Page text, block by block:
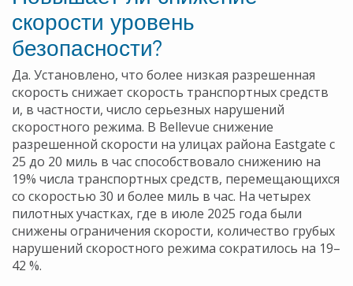
скорости уровень
безопасности?
Да. Установлено, что более низкая разрешенная
скорость снижает скорость транспортных средств
и, в частности, число серьезных нарушений
скоростного режима. В Bellevue снижение
разрешенной скорости на улицах района Eastgate с
25 до 20 миль в час способствовало снижению на
19% числа транспортных средств, перемещающихся
со скоростью 30 и более миль в час. На четырех
пилотных участках, где в июле 2025 года были
снижены ограничения скорости, количество грубых
нарушений скоростного режима сократилось на 19–
42 %.